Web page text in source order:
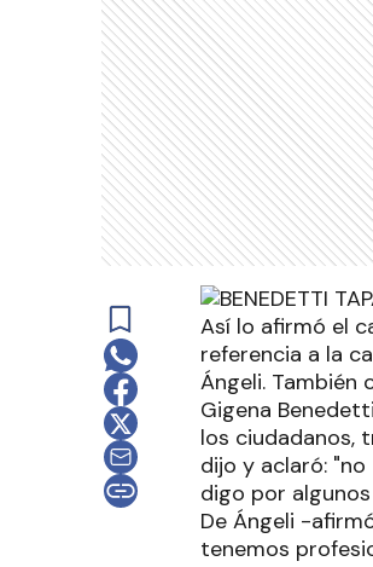
Así lo afirmó el
referencia a la
Ángeli. También
Gigena
los ciudadanos,
dijo y aclaró:
digo por
De Ángeli -
tenemos